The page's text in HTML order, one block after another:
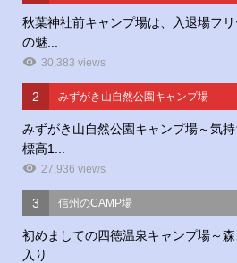
秋葉神社前キャンプ場は、入退場フ
の魅...
30,383 views
2 みずがき山自然公園キャンプ場
みずがき山自然公園キャンプ場～気
標高1...
27,936 views
3 信州のCAMP場
初めましての四徳温泉キャンプ場～
入り...